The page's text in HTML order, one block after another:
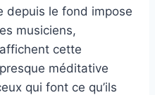
depuis le fond impose
musiciens,
cette
méditative
qui font ce qu’ils